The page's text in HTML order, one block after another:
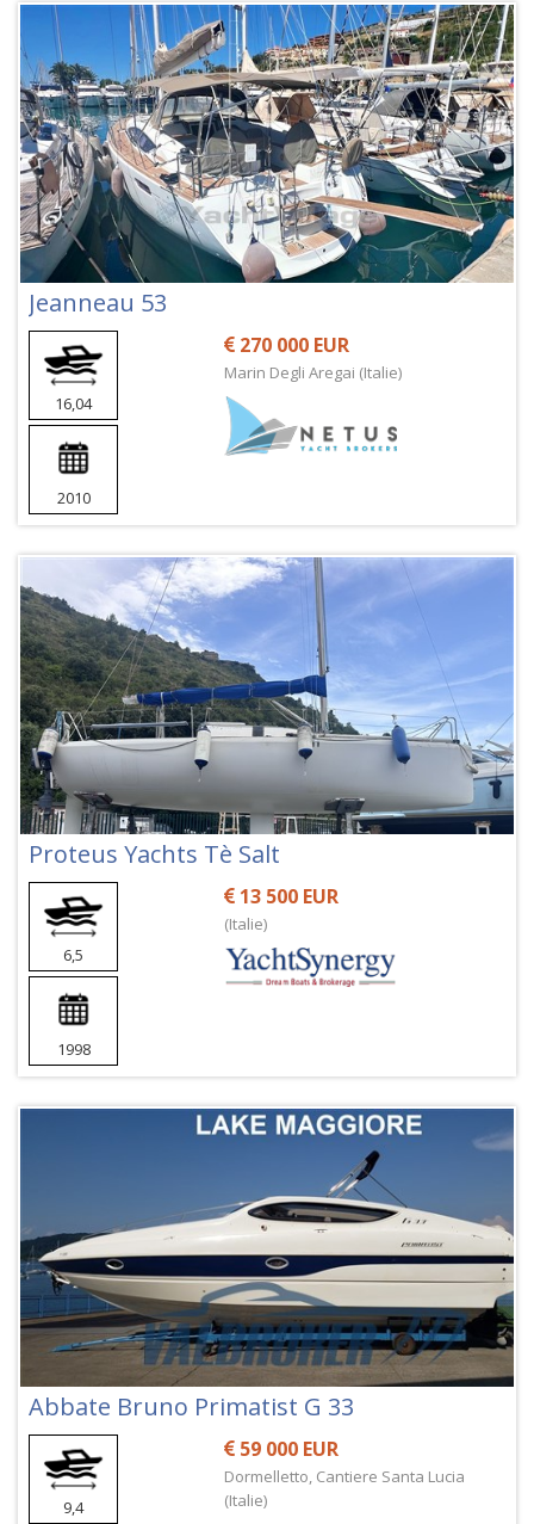
Jeanneau 53
16,04
2010
270 000 EUR
Marin Degli Aregai (Italie)
Proteus Yachts Tè Salt
6,5
1998
13 500 EUR
(Italie)
Abbate Bruno Primatist G 33
9,4
59 000 EUR
Dormelletto, Cantiere Santa Lucia
(Italie)